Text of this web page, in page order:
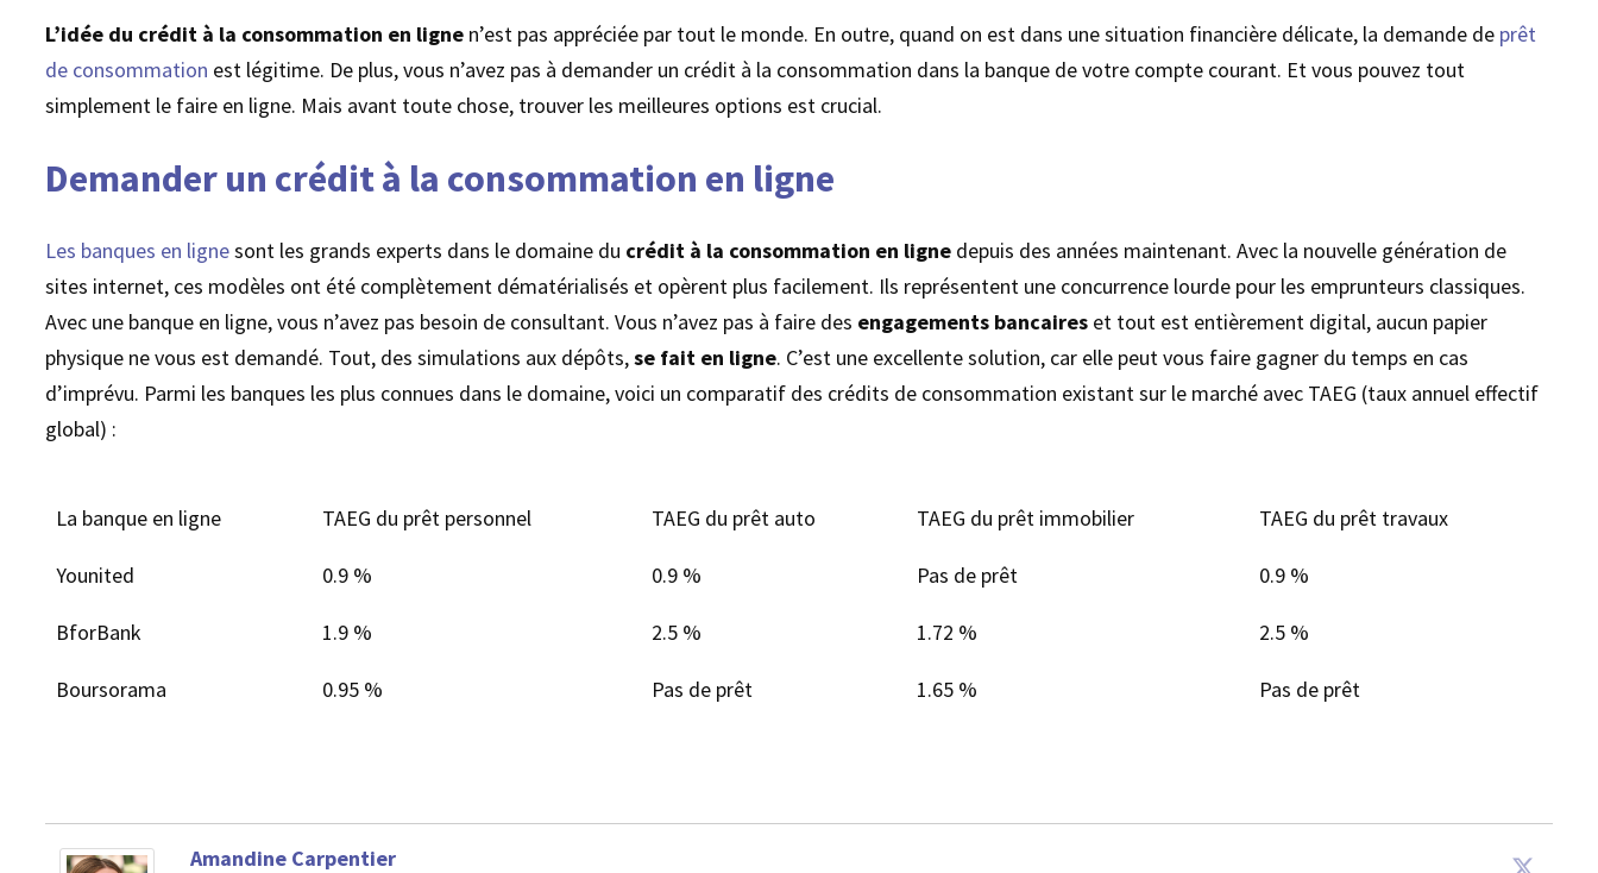
L’idée du crédit à la consommation en ligne n’est pas appréciée par tout le monde. En outre, quand on est dans une situation financière délicate, la demande de prêt
de consommation est légitime. De plus, vous n’avez pas à demander un crédit à la consommation dans la banque de votre compte courant. Et vous pouvez tout
simplement le faire en ligne. Mais avant toute chose, trouver les meilleures options est crucial.
Demander un crédit à la consommation en ligne
Les banques en lignesont les grands experts dans le domaine du crédit à la consommation en ligne depuis des années maintenant. Avec la nouvelle génération de
sites internet, ces modèles ont été complètement dématérialisés et opèrent plus facilement. Ils représentent une concurrence lourde pour les emprunteurs classiques.
Avec une banque en ligne, vous n’avez pas besoin de consultant. Vous n’avez pas à faire des engagements bancaires et tout est entièrement digital, aucun papier
physique ne vous est demandé. Tout, des simulations aux dépôts,se fait en ligne. C’est une excellente solution, car elle peut vous faire gagner du temps en cas
d’imprévu. Parmi les banques les plus connues dans le domaine, voici un comparatif des crédits de consommation existant sur le marché avec TAEG (taux annuel effectif
global) :
La banque en ligne TAEG du prêt personnel TAEG du prêt auto TAEG du prêt immobilier TAEG du prêt travaux
Younited 0.9 % 0.9 % Pas de prêt 0.9 %
BforBank 1.9 % 2.5 % 1.72 % 2.5 %
Boursorama 0.95 % Pas de prêt 1.65 % Pas de prêt
Amandine Carpentier